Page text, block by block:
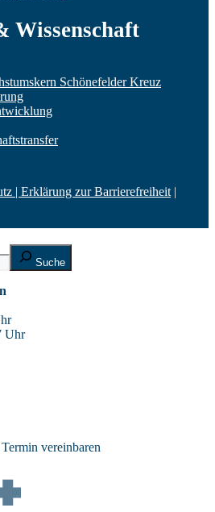
Wissenschaft
Schönefelder Kreuz
| Erklärung zur Barrierefreiheit|
Suche
Uhr
Termin vereinbaren